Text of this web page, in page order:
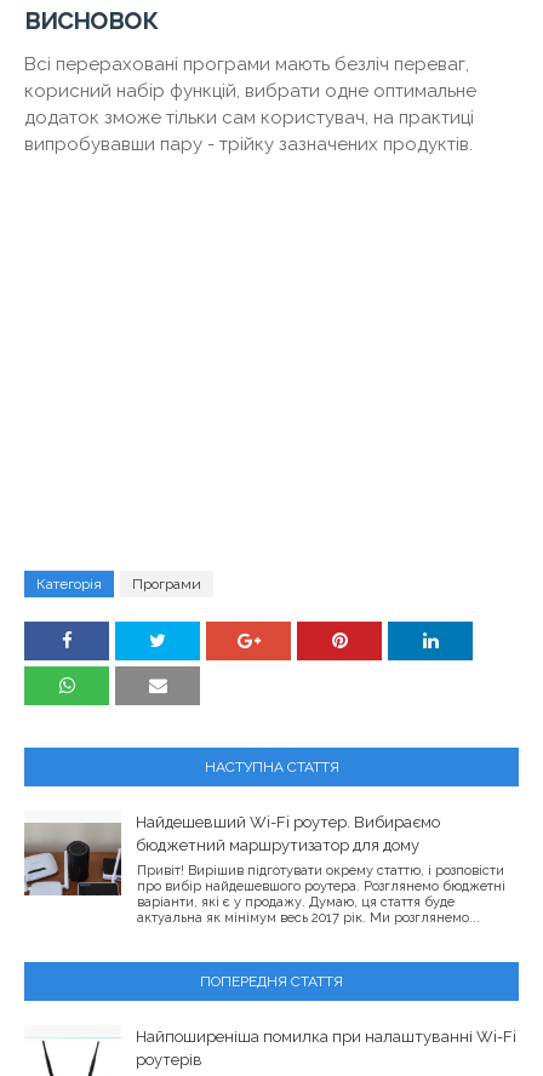
висновок
Всі перераховані програми мають безліч переваг,
корисний набір функцій, вибрати одне оптимальне
додаток зможе тільки сам користувач, на практиці
випробувавши пару - трійку зазначених продуктів.
Категорія Програми
НАСТУПНА СТАТТЯ
Найдешевший Wi-Fi роутер. Вибираємо
бюджетний маршрутизатор для дому
Привіт! Вирішив підготувати окрему статтю, і розповісти
про вибір найдешевшого роутера. Розглянемо бюджетні
варіанти, які є у продажу. Думаю, ця стаття буде
актуальна як мінімум весь 2017 рік. Ми розглянемо...
ПОПЕРЕДНЯ СТАТТЯ
Найпоширеніша помилка при налаштуванні Wi-Fi
роутерів